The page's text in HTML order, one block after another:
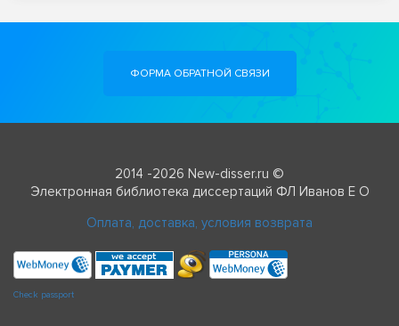
ФОРМА ОБРАТНОЙ СВЯЗИ
2014 -2026 New-disser.ru ©
Электронная библиотека диссертаций ФЛ Иванов Е О
Оплата, доставка, условия возврата
Check passport